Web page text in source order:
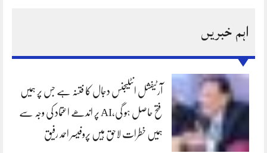
اہم خبریں
آرٹیفشل انٹلیجنس دجال کا فتنہ ہے جس پر ہمیں
فتح حاصل ہو گی،AI پر اندھے اعتماد کی وجہ سے
ہمیں خطرات لاحق ہیں پروفیسر احمد رفیق